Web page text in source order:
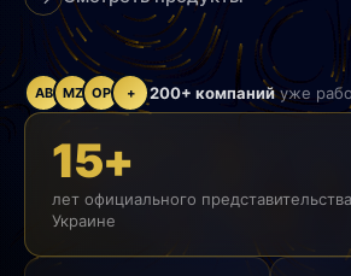
AB MZ OP + 200+ компанийуже
15+
лет официального
Украине